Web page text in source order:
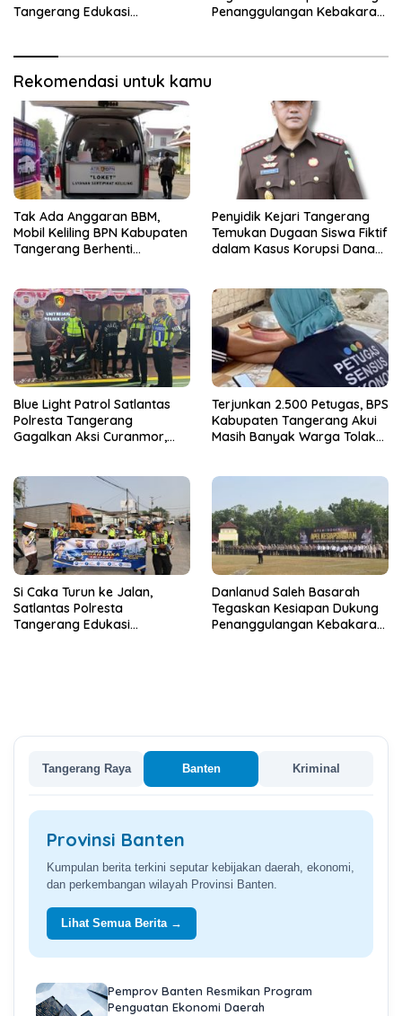
Tangerang Edukasi
Penanggulangan Kebakaran
Rekomendasi untuk kamu
Tak Ada Anggaran BBM,
Mobil Keliling BPN Kabupaten
Tangerang Berhenti
Penyidik Kejari Tangerang
Temukan Dugaan Siswa Fiktif
dalam Kasus Korupsi Dana
Blue Light Patrol Satlantas
Polresta Tangerang
Gagalkan Aksi Curanmor,
Terjunkan 2.500 Petugas, BPS
Kabupaten Tangerang Akui
Masih Banyak Warga Tolak
Si Caka Turun ke Jalan,
Satlantas Polresta
Tangerang Edukasi
Danlanud Saleh Basarah
Tegaskan Kesiapan Dukung
Penanggulangan Kebakaran
Tangerang Raya Banten Kriminal
Provinsi Banten
Kumpulan berita terkini seputar kebijakan daerah, ekonomi,
dan perkembangan wilayah Provinsi Banten.
Lihat Semua Berita →
Pemprov Banten Resmikan Program
Penguatan Ekonomi Daerah